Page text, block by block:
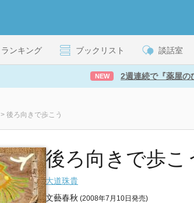
ランキング ブックリスト 談話室
NEW 2週連続で『薬屋の
> 後ろ向きで歩こう
後ろ向きで歩こ
大道珠貴
文藝春秋 (2008年7月10日発売)